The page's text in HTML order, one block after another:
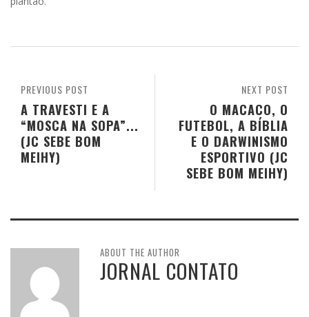
NEXT POST
O MACACO, O
FUTEBOL, A BÍBLIA
E O DARWINISMO
ESPORTIVO (JC
SEBE BOM MEIHY)
PREVIOUS POST
A TRAVESTI E A
“MOSCA NA SOPA”...
(JC SEBE BOM
MEIHY)
ABOUT THE AUTHOR
JORNAL CONTATO